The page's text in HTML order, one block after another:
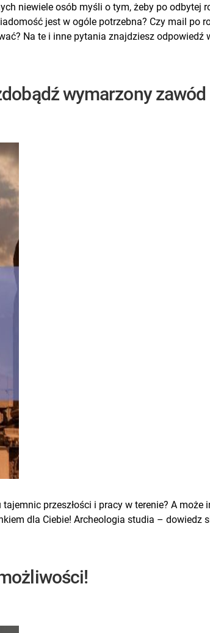
niewiele osób myśli o tym, żeby po odbytej
jest w ogóle potrzebna? Czy mail po
Na te i inne pytania znajdziesz odpowiedź
wymarzony zawód
przeszłości i pracy w terenie? A może
dla Ciebie! Archeologia studia – dowiedz